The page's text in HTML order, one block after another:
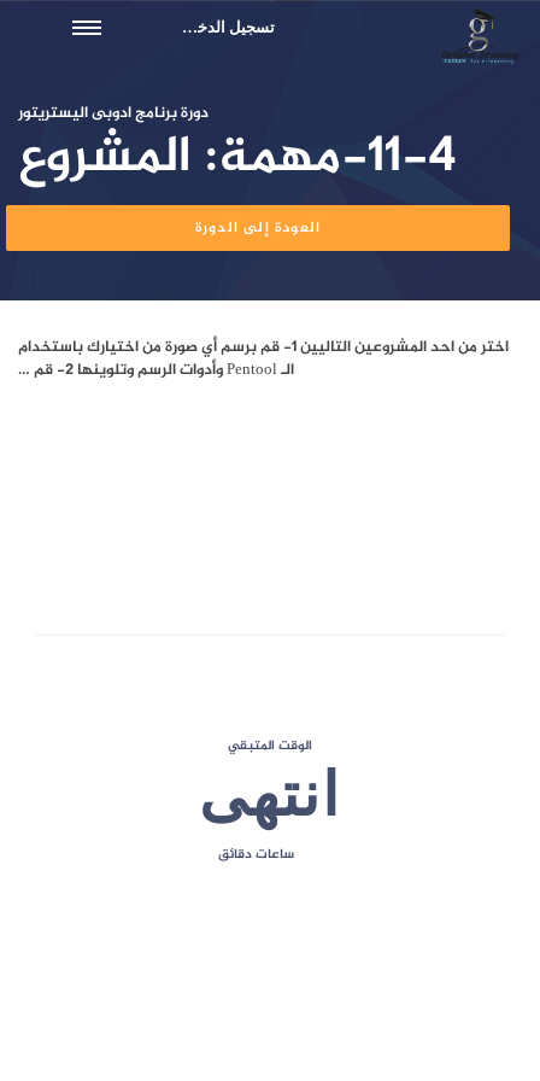
تسجيل الدخول
دورة برنامج ادوبى اليستريتور
11-4-مهمة: المشروع
العودة إلى الدورة
اختر من احد المشروعين التاليين 1- قم برسم أي صورة من اختيارك باستخدام
الـ Pentool وأدوات الرسم وتلوينها 2- قم …
انتهى
الوقت المتبقي
ساعاتدقائق